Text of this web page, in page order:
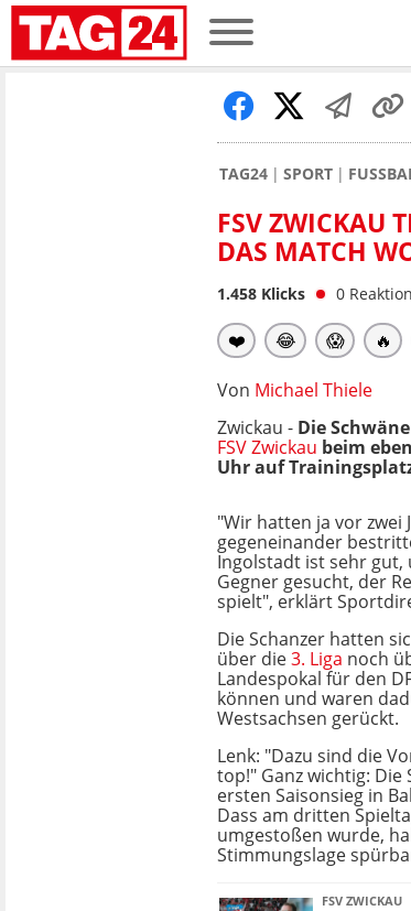
TAG24 SPORT
FSV ZWICKAU
DAS MATCH
1.458 Klicks 0
❤️ 😂 😱 🔥
Von Michael Thiele
Zwickau - Die
FSV Zwickau beim
Uhr auf
"Wir hatten ja vor zwei
gegeneinander
Ingolstadt ist sehr
Gegner gesucht, der
spielt", erklärt
Die Schanzer hatten
über die3. Liga noch
Landespokal für den
können und waren
Westsachsen gerückt.
Lenk: "Dazu sind die
top!" Ganz wichtig:
ersten Saisonsieg in
Dass am dritten
umgestoßen wurde,
Stimmungslage
FSV ZWICKAU